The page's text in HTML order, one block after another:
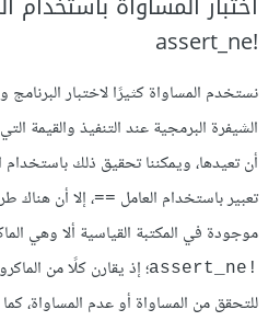
assert_ne!‎
نستخدم المساواة كثيرًا لاختبار البرنامج
الشيفرة البرمجية عند التنفيذ والقيمة
أن تعيدها، ويمكننا تحقيق ذلك باستخدام
تعبير باستخدام العامل ==، إلا أن هناك
موجودة في المكتبة القياسية ألا وهي
assert_ne!‎؛ إذ يقارن كلًا من
للتحقق من المساواة أو عدم المساواة،